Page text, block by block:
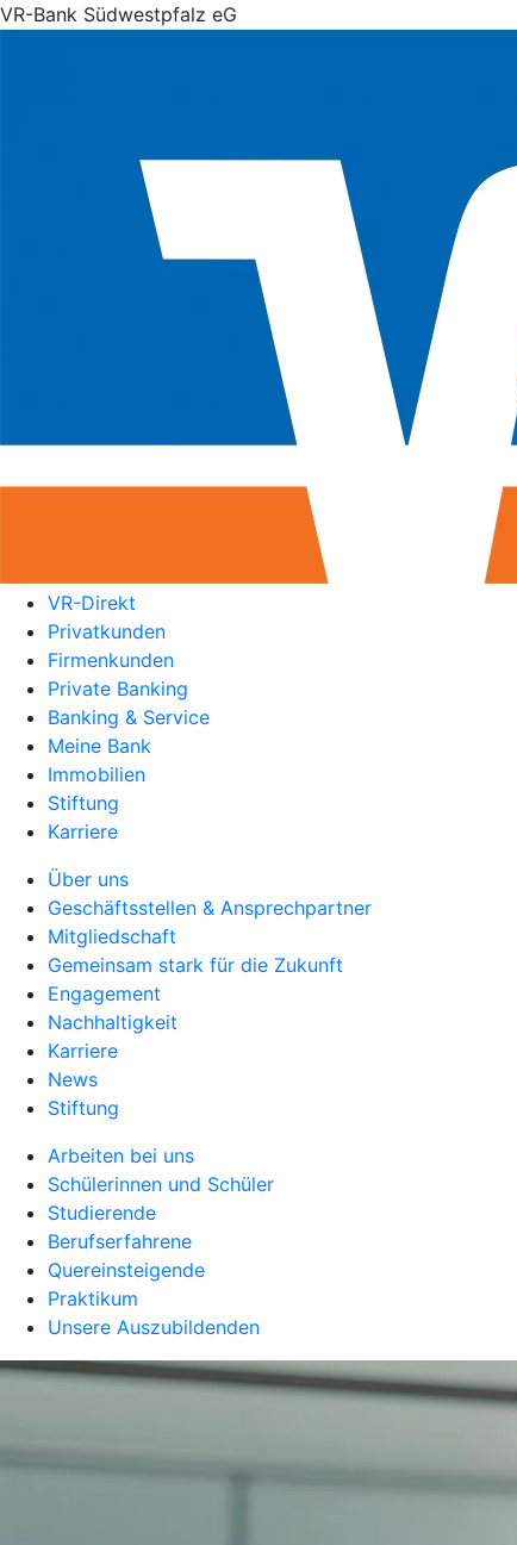
VR-Bank Südwestpfalz eG
VR-Direkt
Privatkunden
Firmenkunden
Private Banking
Banking & Service
Meine Bank
Immobilien
Stiftung
Karriere
Über uns
Geschäftsstellen & Ansprechpartner
Mitgliedschaft
Gemeinsam stark für die Zukunft
Engagement
Nachhaltigkeit
Karriere
News
Stiftung
Arbeiten bei uns
Schülerinnen und Schüler
Studierende
Berufserfahrene
Quereinsteigende
Praktikum
Unsere Auszubildenden